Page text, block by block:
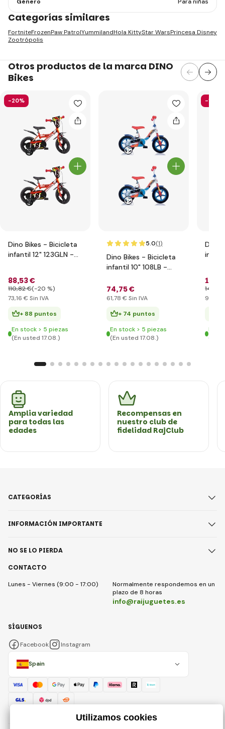
Género Para niñas
Categorías similares
FortniteFrozenPaw PatrolYummilandHola KittyStar WarsPrincesa Disney
Zootrópolis
Otros productos de la marca DINO
Bikes
-20%
Dino Bikes - Bicicleta
infantil 12" 123GLN -
88,53 €
110,82 €(-20 %)
73,16 € Sin IVA
+ 88 puntos
En stock > 5 piezas
(En usted 17.08.)
5.0(1)
Dino Bikes - Bicicleta
infantil 10" 108LB -
74,75 €
61,78 € Sin IVA
+ 74 puntos
En stock > 5 piezas
(En usted 17.08.)
-19%
Dino
114
140
94
En
(En
Amplia variedad
para todas las
edades
Recompensas en
nuestro club de
fidelidad RajClub
CONTACTO
Lunes - Viernes (9:00 - 17:00)
Normalmente respondemos en un
plazo de 8 horas
info@raijuguetes.es
CATEGORÍAS
INFORMACIÓN IMPORTANTE
NO SE LO PIERDA
Spain
SÍGUENOS
Facebook Instagram